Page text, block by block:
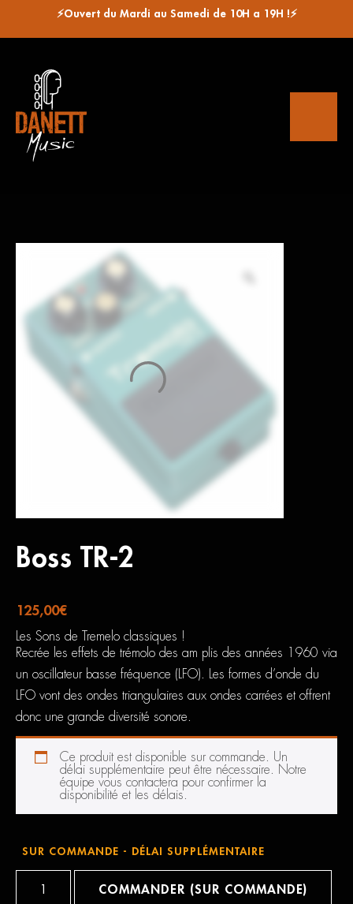
⚡Ouvert du Mardi au Samedi de 10H a 19H !⚡
Boss TR-2
125,00€
Les Sons de Tremelo classiques !
Recrée les effets de trémolo des am plis des années 1960 via
un oscillateur basse fréquence (LFO). Les formes d’onde du
LFO vont des ondes triangulaires aux ondes carrées et offrent
donc une grande diversité sonore.
Ce produit est disponible sur commande. Un
délai supplémentaire peut être nécessaire. Notre
équipe vous contactera pour confirmer la
disponibilité et les délais.
SUR COMMANDE - DÉLAI SUPPLÉMENTAIRE
quantité
COMMANDER (SUR COMMANDE)